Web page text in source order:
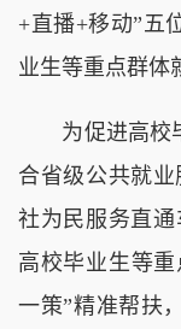
+直播+移动”五
业生等重点群体
为促进高校毕
合省级公共就
社为民服务直通
高校毕业生等
一策”精准帮扶